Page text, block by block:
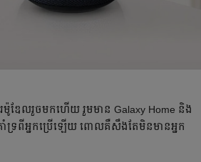
ឌែលរួចមកហើយ រួមមាន Galaxy Home និង
ាំទ្រពីអ្នកប្រើឡើយ ពោលគឺសឹងតែមិនមានអ្នក